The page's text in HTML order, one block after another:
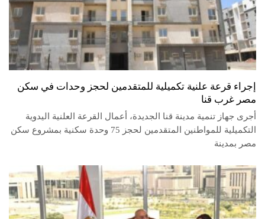
إجراء قرعة علنية تكميلية للمتقدمين لحجز وحدات في سكن
مصر غرب قنا
أجرى جهاز تنمية مدينة قنا الجديدة، أعمال القرعة العلنية اليدوية
التكميلية للمواطنين المتقدمين لحجز 75 وحدة سكنية بمشروع سكن
مصر بمدينة